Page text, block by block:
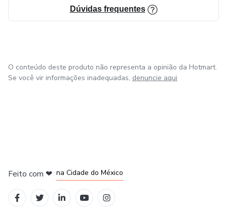
Dúvidas frequentes
O conteúdo deste produto não representa a opinião da Hotmart.
Se você vir informações inadequadas, denuncie aqui
Feito com ❤ na Cidade do México